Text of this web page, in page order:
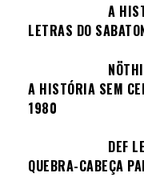
A
LETRAS DO
A HISTÓRIA SEM
1980
DEF
QUEBRA-CABEÇA